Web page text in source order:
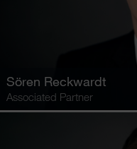
Sören Reckwardt
Associated Partner